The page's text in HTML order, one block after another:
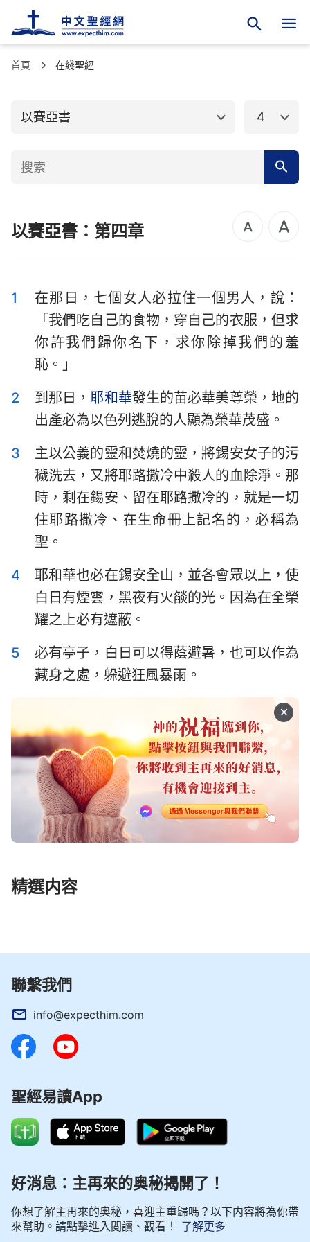
首頁 在綫聖經
以賽亞書
舊約聖經
創世記
申命記
撒母耳記上
歷代志上 歷代志下
以斯拉記 尼希米記
以斯帖記
詩篇 箴言
傳道書 雅歌
以賽亞書 耶利米書
耶利米哀歌 以西結書
但以理書 何西阿書
約珥書
俄巴底亞書 約拿書
彌迦書 那鴻書
哈該書 撒迦利亞書
4
1 2 3 4 5 6
7
8
9 10
15
16 17 18 19 20
21
22
23 24 25 26
33
35
36
37 39 40 41
42
43
44 45 46 47 48
49
50
51 52 53 54 55
57
58 59 60 61 62
63
64
65 66
以賽亞書：第四章
1
在那日，七個女人必拉住一個男人，說：
「我們吃自己的食物，穿自己的衣服，但求
你許我們歸你名下，求你除掉我們的羞
恥。」
2
到那日，耶和華發生的苗必華美尊榮，地的
出產必為以色列逃脫的人顯為榮華茂盛。
3
主以公義的靈和焚燒的靈，將錫安女子的污
穢洗去，又將耶路撒冷中殺人的血除淨。那
時，剩在錫安、留在耶路撒冷的，就是一切
住耶路撒冷、在生命冊上記名的，必稱為
聖。
4
耶和華也必在錫安全山，並各會眾以上，使
白日有煙雲，黑夜有火燄的光。因為在全榮
耀之上必有遮蔽。
5
必有亭子，白日可以得蔭避暑，也可以作為
藏身之處，躲避狂風暴雨。
精選内容
聯繫我們
info@expecthim.com
聖經易讀App
好消息：主再來的奥秘揭開了！
你想了解主再來的奥秘，喜迎主重歸嗎？以下内容將為你帶
來幫助。請點擊進入閲讀、觀看！
了解更多